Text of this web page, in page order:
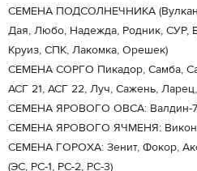
СЕМЕНА ПОДСОЛНЕЧНИКА
Дая, Любо, Надежда, Родник, СУР,
Круиз, СПК, Лакомка, Орешек)
СЕМЕНА СОРГО Пикадор, Самба,
АСГ 21, АСГ 22, Луч, Сажень,
СЕМЕНА ЯРОВОГО ОВСА: Валдин-
СЕМЕНА ЯРОВОГО ЯЧМЕНЯ:
СЕМЕНА ГОРОХА: Зенит, Фокор,
(ЭС, РС-1, РС-2, РС-3)